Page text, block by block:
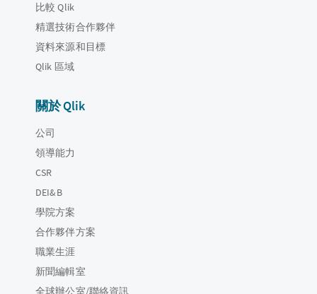
比較 Qlik
精選技術合作夥伴
資料來源和目標
Qlik 區域
關於 Qlik
公司
領導能力
CSR
DEI&B
學院方案
合作夥伴方案
職業生涯
新聞編輯室
全球辦公室/聯絡資訊